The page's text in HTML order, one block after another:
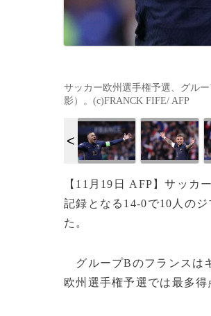
サッカー欧州選手権予選、グル
影）。(c)FRANCK FIFE/ AFP
【11月19日 AFP】サッカ
記録となる14-0で10人の
た。
グループBのフランスは
欧州選手権予選では最多